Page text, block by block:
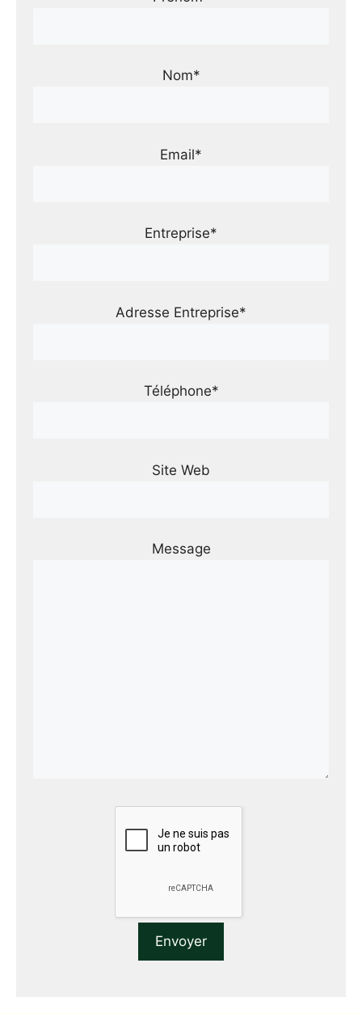
Nom*
Email*
Entreprise*
Adresse Entreprise*
Téléphone*
Site Web
Message